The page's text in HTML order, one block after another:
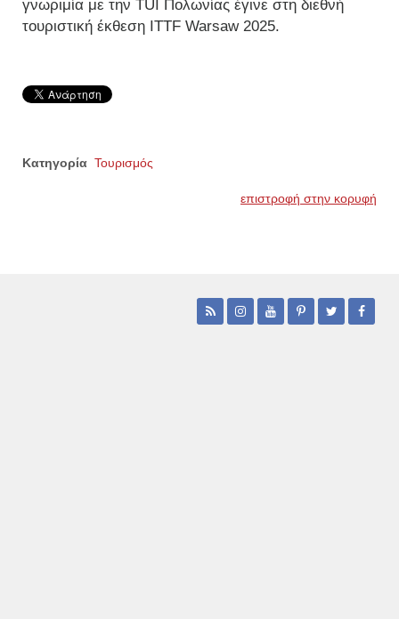
γνωριμία με την TUI Πολωνίας έγινε στη διεθνή
τουριστική έκθεση ITTF Warsaw 2025.
Κατηγορία Τουρισμός
επιστροφή στην κορυφή